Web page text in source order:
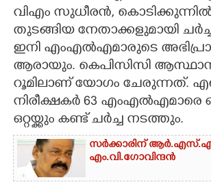
വിഎം സുധീരൻ,
തുടങ്ങിയ നേതാക്കളുമായി
ഇനി എംഎൽഎമാരുടെ
ആരായും. കെപിസിസി
റൂമിലാണ് യോഗം ചേരുന്നത്.
നിരീക്ഷകർ 63 എംഎൽഎമാരെ
ഒറ്റയ്ക്കും കണ്ട് ചർച്ച നടത്തും.
സർക്കാരിന്
എം.വി.ഗോവിന്ദൻ